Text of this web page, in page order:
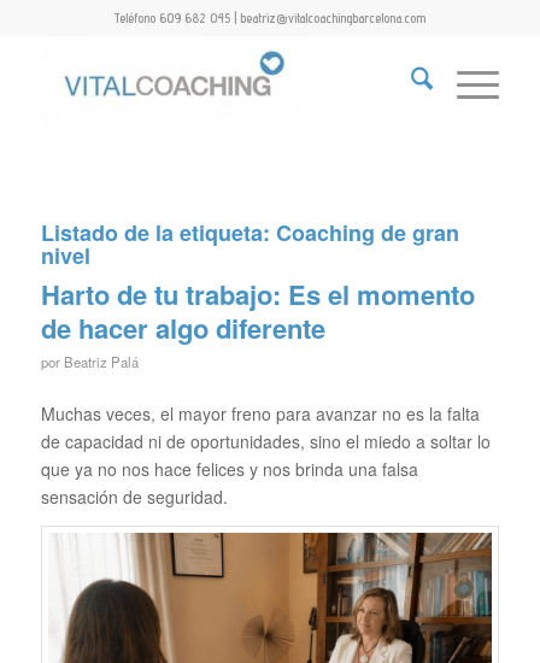
Teléfono 609 682 045 | beatriz@vitalcoachingbarcelona.com
Listado de la etiqueta: Coaching de gran
nivel
Harto de tu trabajo: Es el momento
de hacer algo diferente
por Beatriz Palá
Muchas veces, el mayor freno para avanzar no es la falta
de capacidad ni de oportunidades, sino el miedo a soltar lo
que ya no nos hace felices y nos brinda una falsa
sensación de seguridad.